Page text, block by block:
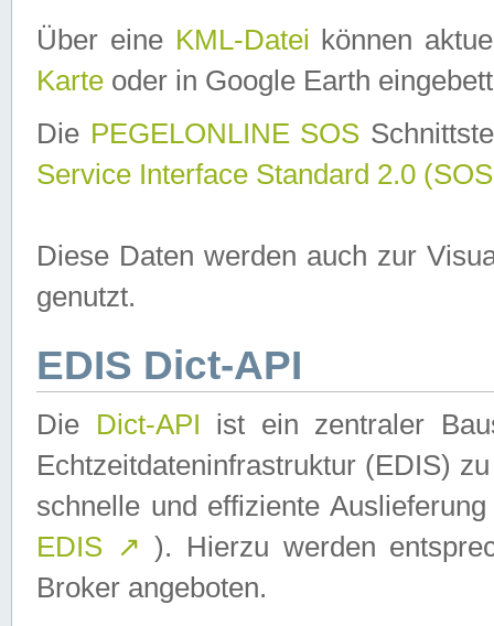
Über eine KML-Datei können
Karte oder in Google Earth
Die PEGELONLINE SOS
Service Interface Standard 2.0
Diese Daten werden auch zur
genutzt.
EDIS Dict-API
Die Dict-API ist ein zentraler
Echtzeitdateninfrastruktur (EDIS)
schnelle und effiziente
EDIS ↗ ). Hierzu werden
Broker angeboten.